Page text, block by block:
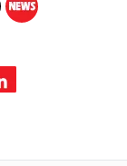
Instagram
TikTok